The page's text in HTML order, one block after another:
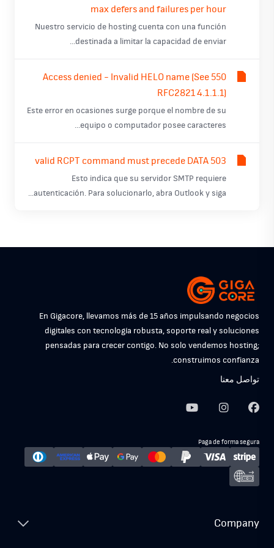
max defers and failures per hour
Nuestro servicio de hosting cuenta con una función
destinada a limitar la capacidad de enviar...
550 Access denied - Invalid HELO name (See
RFC2821 4.1.1.1)
Este error en ocasiones surge porque el nombre de su
equipo o computador posee caracteres...
503 valid RCPT command must precede DATA
Esto indica que su servidor SMTP requiere
autenticación. Para solucionarlo, abra Outlook y siga...
En Gigacore, llevamos más de 15 años impulsando negocios
digitales con tecnología robusta, soporte real y soluciones
pensadas para crecer contigo. No solo vendemos hosting;
construimos confianza.
تواصل معنا
Paga de forma segura
Company